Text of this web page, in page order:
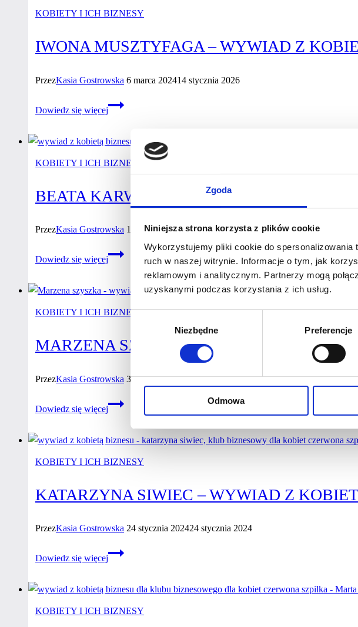
Zgoda
Niniejsza strona korzysta z plików cookie
Wykorzystujemy pliki cookie do
ruch w naszej witrynie. Informacje o tym, jak
reklamowym i analitycznym. Partnerzy mogą
uzyskanymi podczas korzystania z ich usług.
Wybór
Niezbędne Preferencje
Odmowa
z kobietą
KOBIETY I ICH BIZNESY
IWONA MUSZTYFAGA – WYWIAD Z
PrzezKasia Gostrowska 6 marca 202414 stycznia 2026
Dowiedz się więcej
Iwona
wywiad
z kobietą
biznesu
KOBIETY I ICH BIZNESY
BEATA KARWOWSKA – WYWIAD Z
PrzezKasia Gostrowska 14 lutego 202414 lutego 2024
Dowiedz się więcej
Beata
Karwowska
wywiad
z kobietą
KOBIETY I ICH BIZNESY
MARZENA SZYSZKA – WYWIAD Z
PrzezKasia Gostrowska 31 stycznia 202431 stycznia 2024
Dowiedz się więcej
Marzena
wywiad
z kobietą
KOBIETY I ICH BIZNESY
KATARZYNA SIWIEC – WYWIAD Z
PrzezKasia Gostrowska 24 stycznia 202424 stycznia 2024
Dowiedz się więcej
Katarzyna
wywiad
z kobietą
KOBIETY I ICH BIZNESY